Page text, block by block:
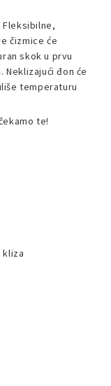
Fleksibilne,
čizmice će
skok u prvu
Neklizajući đon će
temperaturu
te!